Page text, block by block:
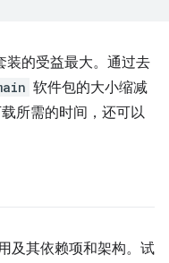
装的受益最大。通过去
软件包的大小缩减
所需的时间，还可以
及其依赖项和架构。试